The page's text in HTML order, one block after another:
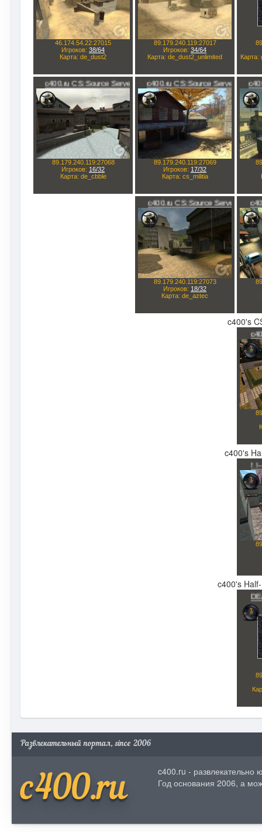
c400's
c400's
c400's
Развлекательный портал, since 2006
c400.ru
c400.ru - развлекательно
Год основания 2006, а